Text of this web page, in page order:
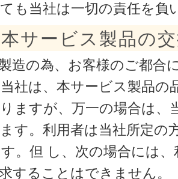
も当社は一切の責任を負
サービス製品の
造の為、お客様のご都合
社は、本サービス製品の
ますが、万一の場合は、
す。利用者は当社所定の
。但 し、次の場合には
することはできません。